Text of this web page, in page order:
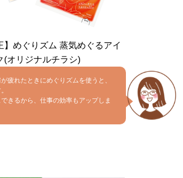
】めぐりズム 蒸気めぐるアイ
(オリジナルチラシ)
疲れたときにめぐりズムを使うと、
きるから、仕事の効率もアップしま